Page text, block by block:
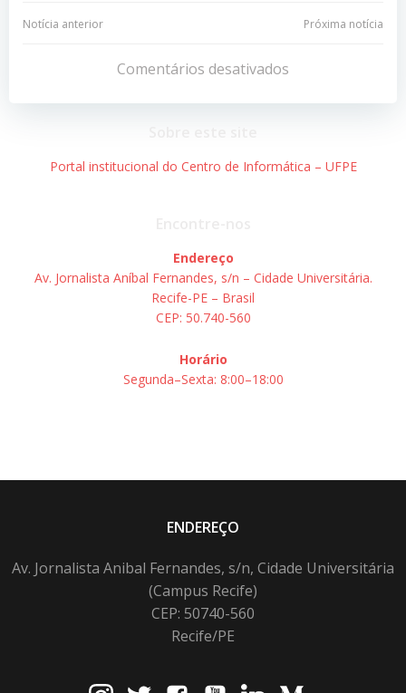
Navegação
Post
Notícia anterior
Navegação
de
Post
Próxima notícia
Comentários desativados
Portal institucional do Centro de Informática – UFPE
Endereço
Av. Jornalista Aníbal Fernandes, s/n – Cidade Universitária.
Recife-PE – Brasil
CEP: 50.740-560
Horário
Segunda–Sexta: 8:00–18:00
ENDEREÇO
Av. Jornalista Anibal Fernandes, s/n, Cidade Universitária
(Campus Recife)
CEP: 50740-560
Recife/PE